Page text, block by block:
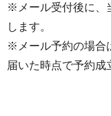
※メール受付後に、
します。
※メール予約の場合
届いた時点で予約成